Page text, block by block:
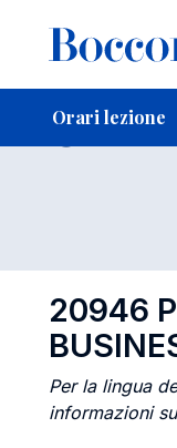
Orari lezione
-
Orari
20946
Per la lingua
informazioni